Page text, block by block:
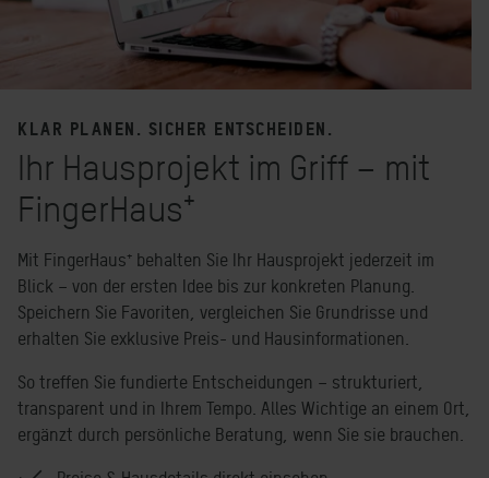
KLAR PLANEN. SICHER ENTSCHEIDEN.
Ihr Hausprojekt im Griff – mit
FingerHaus⁺
Mit FingerHaus⁺ behalten Sie Ihr Hausprojekt jederzeit im
Blick – von der ersten Idee bis zur konkreten Planung.
Speichern Sie Favoriten, vergleichen Sie Grundrisse und
erhalten Sie exklusive Preis- und Hausinformationen.
So treffen Sie fundierte Entscheidungen – strukturiert,
transparent und in Ihrem Tempo. Alles Wichtige an einem Ort,
ergänzt durch persönliche Beratung, wenn Sie sie brauchen.